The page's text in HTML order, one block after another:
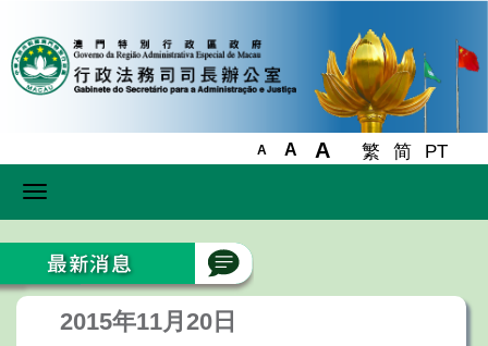
A A A 繁 简 PT
Toggle
2015年11月20日